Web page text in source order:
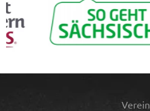
Verein